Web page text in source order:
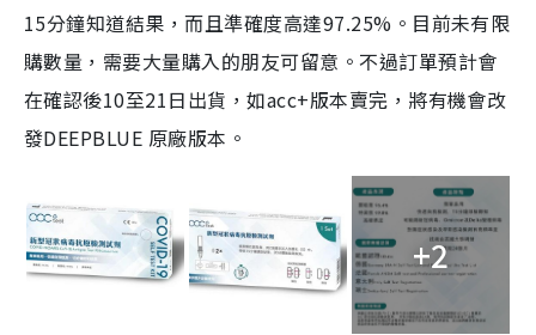
15分鐘知道結果，而且準確度高達97.25%。目前未有限
購數量，需要大量購入的朋友可留意。不過訂單預計會
在確認後10至21日出貨，如acc+版本賣完，將有機會改
發DEEPBLUE 原廠版本。
+2